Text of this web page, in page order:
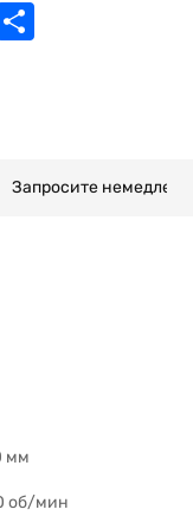
Запросите
мм
об/мин